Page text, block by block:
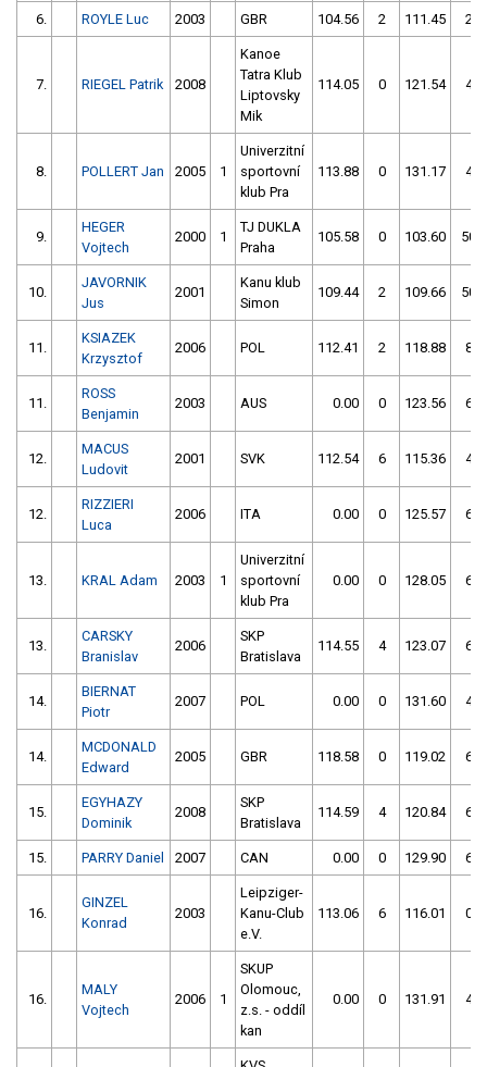
6. ROYLE Luc 2003 GBR 104.56 2 111.45 2
7. RIEGEL Patrik 2008
Kanoe
Tatra Klub
Liptovsky
Mik
114.05 0 121.54 4
8. POLLERT Jan 2005 1
Univerzitní
sportovní
klub Pra
113.88 0 131.17 4
9.
HEGER
Vojtech
2000 1
TJ DUKLA
Praha
105.58 0 103.60 50
10.
JAVORNIK
Jus
2001
Kanu klub
Simon
109.44 2 109.66 50
11.
KSIAZEK
Krzysztof
2006 POL 112.41 2 118.88 8
11.
ROSS
Benjamin
2003 AUS 0.00 0 123.56 6
12.
MACUS
Ludovit
2001 SVK 112.54 6 115.36 4
12.
RIZZIERI
Luca
2006 ITA 0.00 0 125.57 6
13. KRAL Adam 2003 1
Univerzitní
sportovní
klub Pra
0.00 0 128.05 6
13.
CARSKY
Branislav
2006
SKP
Bratislava
114.55 4 123.07 6
14.
BIERNAT
Piotr
2007 POL 0.00 0 131.60 4
14.
MCDONALD
Edward
2005 GBR 118.58 0 119.02 6
15.
EGYHAZY
Dominik
2008
SKP
Bratislava
114.59 4 120.84 6
15. PARRY Daniel 2007 CAN 0.00 0 129.90 6
16.
GINZEL
Konrad
2003
Leipziger-
Kanu-Club
e.V.
113.06 6 116.01 0
16.
MALY
Vojtech
2006 1
SKUP
Olomouc,
z.s. - oddíl
kan
0.00 0 131.91 4